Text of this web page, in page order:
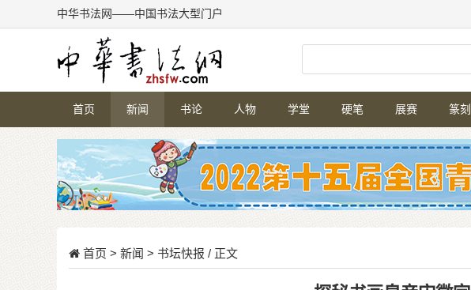
中华书法网——中国书法大型门户
首页 新闻 书论 人物 学堂 硬笔 展赛 篆刻
首页 > 新闻 > 书坛快报 / 正文